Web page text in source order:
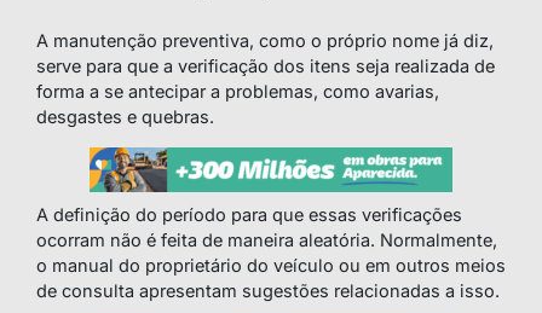
A manutenção preventiva, como o próprio nome já diz,
serve para que a verificação dos itens seja realizada de
forma a se antecipar a problemas, como avarias,
desgastes e quebras.
A definição do período para que essas verificações
ocorram não é feita de maneira aleatória. Normalmente,
o manual do proprietário do veículo ou em outros meios
de consulta apresentam sugestões relacionadas a isso.